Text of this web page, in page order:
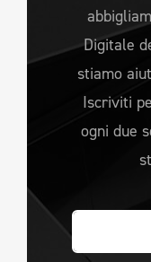
Digitale
stiamo
Iscriviti
ogni due